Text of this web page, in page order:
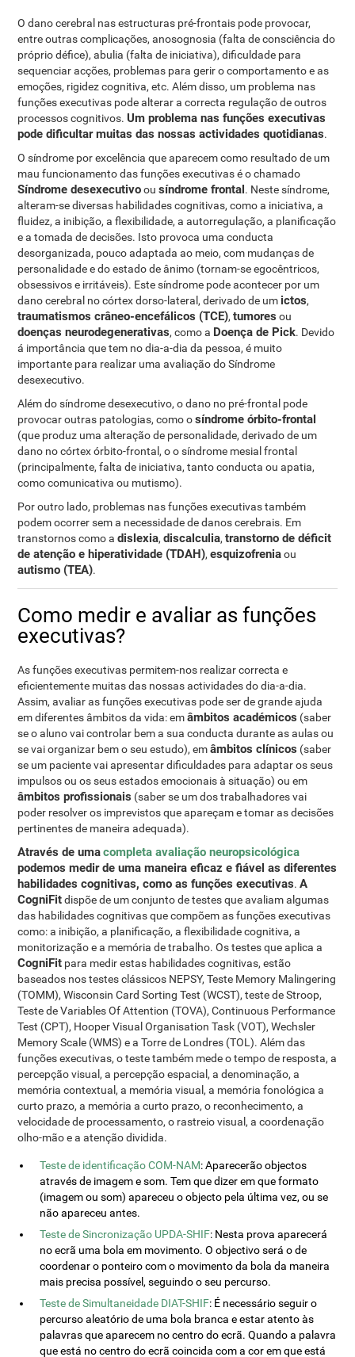
O dano cerebral nas estructuras pré-frontais pode provocar,
entre outras complicações, anosognosia (falta de consciência do
próprio défice), abulia (falta de iniciativa), dificuldade para
sequenciar acções, problemas para gerir o comportamento e as
emoções, rigidez cognitiva, etc. Além disso, um problema nas
funções executivas pode alterar a correcta regulação de outros
processos cognitivos.Um problema nas funções executivas
pode dificultar muitas das nossas actividades quotidianas.
O síndrome por excelência que aparecem como resultado de um
mau funcionamento das funções executivas é o chamado
Síndrome desexecutivoousíndrome frontal. Neste síndrome,
alteram-se diversas habilidades cognitivas, como a iniciativa, a
fluidez, a inibição, a flexibilidade, a autorregulação, a planificação
e a tomada de decisões. Isto provoca uma conducta
desorganizada, pouco adaptada ao meio, com mudanças de
personalidade e do estado de ânimo (tornam-se egocêntricos,
obsessivos e irritáveis). Este síndrome pode acontecer por um
dano cerebral no córtex dorso-lateral, derivado de um ictos,
traumatismos crâneo-encefálicos (TCE),tumores ou
doenças neurodegenerativas, como a Doença de Pick. Devido
á importância que tem no dia-a-dia da pessoa, é muito
importante para realizar uma avaliação do Síndrome
desexecutivo.
Além do síndrome desexecutivo, o dano no pré-frontal pode
provocar outras patologias, como osíndrome órbito-frontal
(que produz uma alteração de personalidade, derivado de um
dano no córtex órbito-frontal, o o síndrome mesial frontal
(principalmente, falta de iniciativa, tanto conducta ou apatia,
como comunicativa ou mutismo).
Por outro lado, problemas nas funções executivas também
podem ocorrer sem a necessidade de danos cerebrais. Em
transtornos como adislexia,discalculia,transtorno de déficit
de atenção e hiperatividade (TDAH),esquizofreniaou
autismo (TEA).
Como medir e avaliar as funções
executivas?
As funções executivas permitem-nos realizar correcta e
eficientemente muitas das nossas actividades do dia-a-dia.
Assim, avaliar as funções executivas pode ser de grande ajuda
em diferentes âmbitos da vida: emâmbitos académicos (saber
se o aluno vai controlar bem a sua conducta durante as aulas ou
se vai organizar bem o seu estudo), emâmbitos clínicos (saber
se um paciente vai apresentar dificuldades para adaptar os seus
impulsos ou os seus estados emocionais à situação) ou em
âmbitos profissionais (saber se um dos trabalhadores vai
poder resolver os imprevistos que apareçam e tomar as decisões
pertinentes de maneira adequada).
Através de umacompleta avaliação neuropsicológica
podemos medir de uma maneira eficaz e fiável as diferentes
habilidades cognitivas, como as funções executivas.A
CogniFitdispõe de um conjunto de testes que avaliam algumas
das habilidades cognitivas que compõem as funções executivas
como: a inibição, a planificação, a flexibilidade cognitiva, a
monitorização e a memória de trabalho. Os testes que aplica a
CogniFit para medir estas habilidades cognitivas, estão
baseados nos testes clássicos NEPSY, Teste Memory Malingering
(TOMM), Wisconsin Card Sorting Test (WCST), teste de Stroop,
Teste de Variables Of Attention (TOVA), Continuous Performance
Test (CPT), Hooper Visual Organisation Task (VOT), Wechsler
Memory Scale (WMS) e a Torre de Londres (TOL). Além das
funções executivas, o teste também mede o tempo de resposta, a
percepção visual, a percepção espacial, a denominação, a
memória contextual, a memória visual, a memória fonológica a
curto prazo, a memória a curto prazo, o reconhecimento, a
velocidade de processamento, o rastreio visual, a coordenação
olho-mão e a atenção dividida.
Teste de identificação COM-NAM: Aparecerão objectos
através de imagem e som. Tem que dizer em que formato
(imagem ou som) apareceu o objecto pela última vez, ou se
não apareceu antes.
Teste de Sincronização UPDA-SHIF: Nesta prova aparecerá
no ecrã uma bola em movimento. O objectivo será o de
coordenar o ponteiro com o movimento da bola da maneira
mais precisa possível, seguindo o seu percurso.
Teste de Simultaneidade DIAT-SHIF: É necessário seguir o
percurso aleatório de uma bola branca e estar atento às
palavras que aparecem no centro do ecrã. Quando a palavra
que está no centro do ecrã coincida com a cor em que está